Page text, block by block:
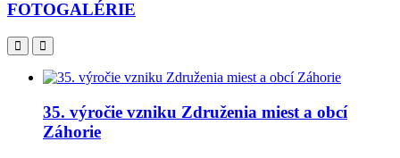
FOTOGALÉRIE
35. výročie vzniku Združenia miest a obcí
Záhorie